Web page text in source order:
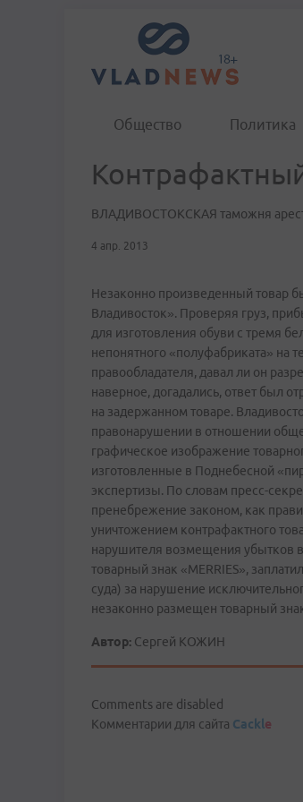
Общество Политика
ВЛАДИВОСТОКСКАЯ таможня
4 апр. 2013
Незаконно произведенный товар
Владивосток». Проверяя груз,
для изготовления обуви с тремя
непонятного «полуфабриката» на
правообладателя, давал ли он
наверное, догадались, ответ был
на задержанном товаре.
правонарушении в отношении
графическое изображение
изготовленные в Поднебесной
экспертизы. По словам пресс­-
пренебрежение законом, как
уничтожением контрафактного
нарушителя возмещения убытков
товарный знак «MERRIES»,
суда) за нарушение
незаконно размещен товарный
Автор: Сергей КОЖИН
Comments are disabled
Комментарии для сайта Cackle